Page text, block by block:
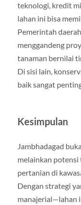
teknologi, kredit
lahan ini bisa
Pemerintah
menggandeng
tanaman bernilai
Di sisi lain,
baik sangat
Kesimpulan
Jambhadagad
melainkan potensi
pertanian di
Dengan strategi
manajerial—lahan